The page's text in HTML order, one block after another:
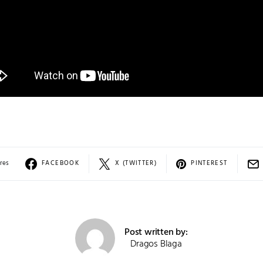
FACEBOOK X (TWITTER) PINTEREST
Post written by:
Dragos Blaga